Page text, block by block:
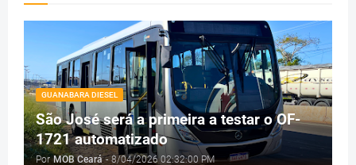
GUANABARA DIESEL
São José será a primeira a testar o OF-
1721 automatizado
Por MOB Ceará - 8/04/2026 02:32:00 PM